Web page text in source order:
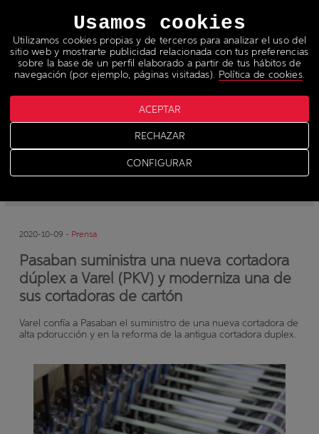
Noticias
2020-10-09 - Prensa
Pasaban suministra una nueva cortadora
dúplex a Varel (PKV) y moderniza una de
sus cortadoras de cartón
Varel confía a Pasaban el suministro de una nueva cortadora de
alta pdorucción y en la reforma de la antigua cortadora duplex.
Usamos cookies
Utilizamos cookies propias y de terceros para analizar el uso del
sitio web y mostrarte publicidad relacionada con tus preferencias
sobre la base de un perfil elaborado a partir de tus hábitos de
navegación (por ejemplo, páginas visitadas). Política de cookies.
CONFIGURAR
RECHAZAR
ACEPTAR